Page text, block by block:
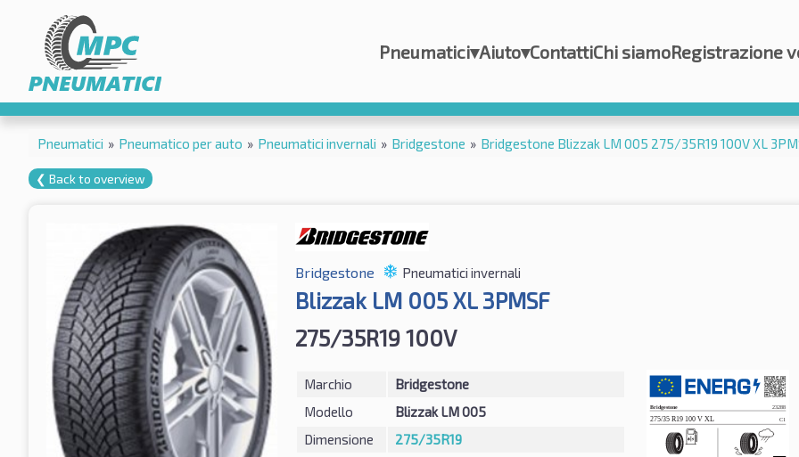
Pneumatici▾Aiuto▾ContattiChi siamoRegistrazione
Pneumatici » Pneumatico per auto » Pneumatici invernali » Bridgestone » Bridgestone Blizzak LM 005 275/35R19 100V XL
❮ Back to overview
Bridgestone Pneumatici invernali
Blizzak LM 005 XL 3PMSF
275/35R19 100V
Marchio
Bridgestone
Modello
Blizzak LM 005
Dimensione
275/35R19